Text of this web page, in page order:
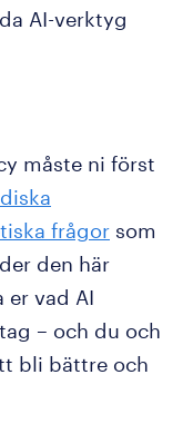
AI-verktyg
måste ni först
frågor som
den här
er vad AI
– och du och
bli bättre och